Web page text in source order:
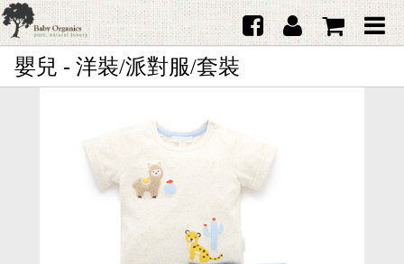
首頁
日本品牌育兒配件
韓國Merebe寶寶配件
嬰兒 - 洋裝/派對服/套裝